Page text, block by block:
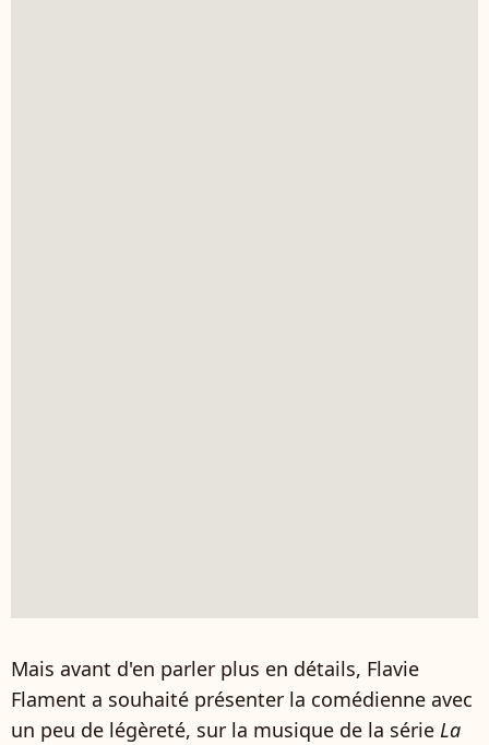
Mais avant d'en parler plus en détails, Flavie
Flament a souhaité présenter la comédienne avec
un peu de légèreté, sur la musique de la série La